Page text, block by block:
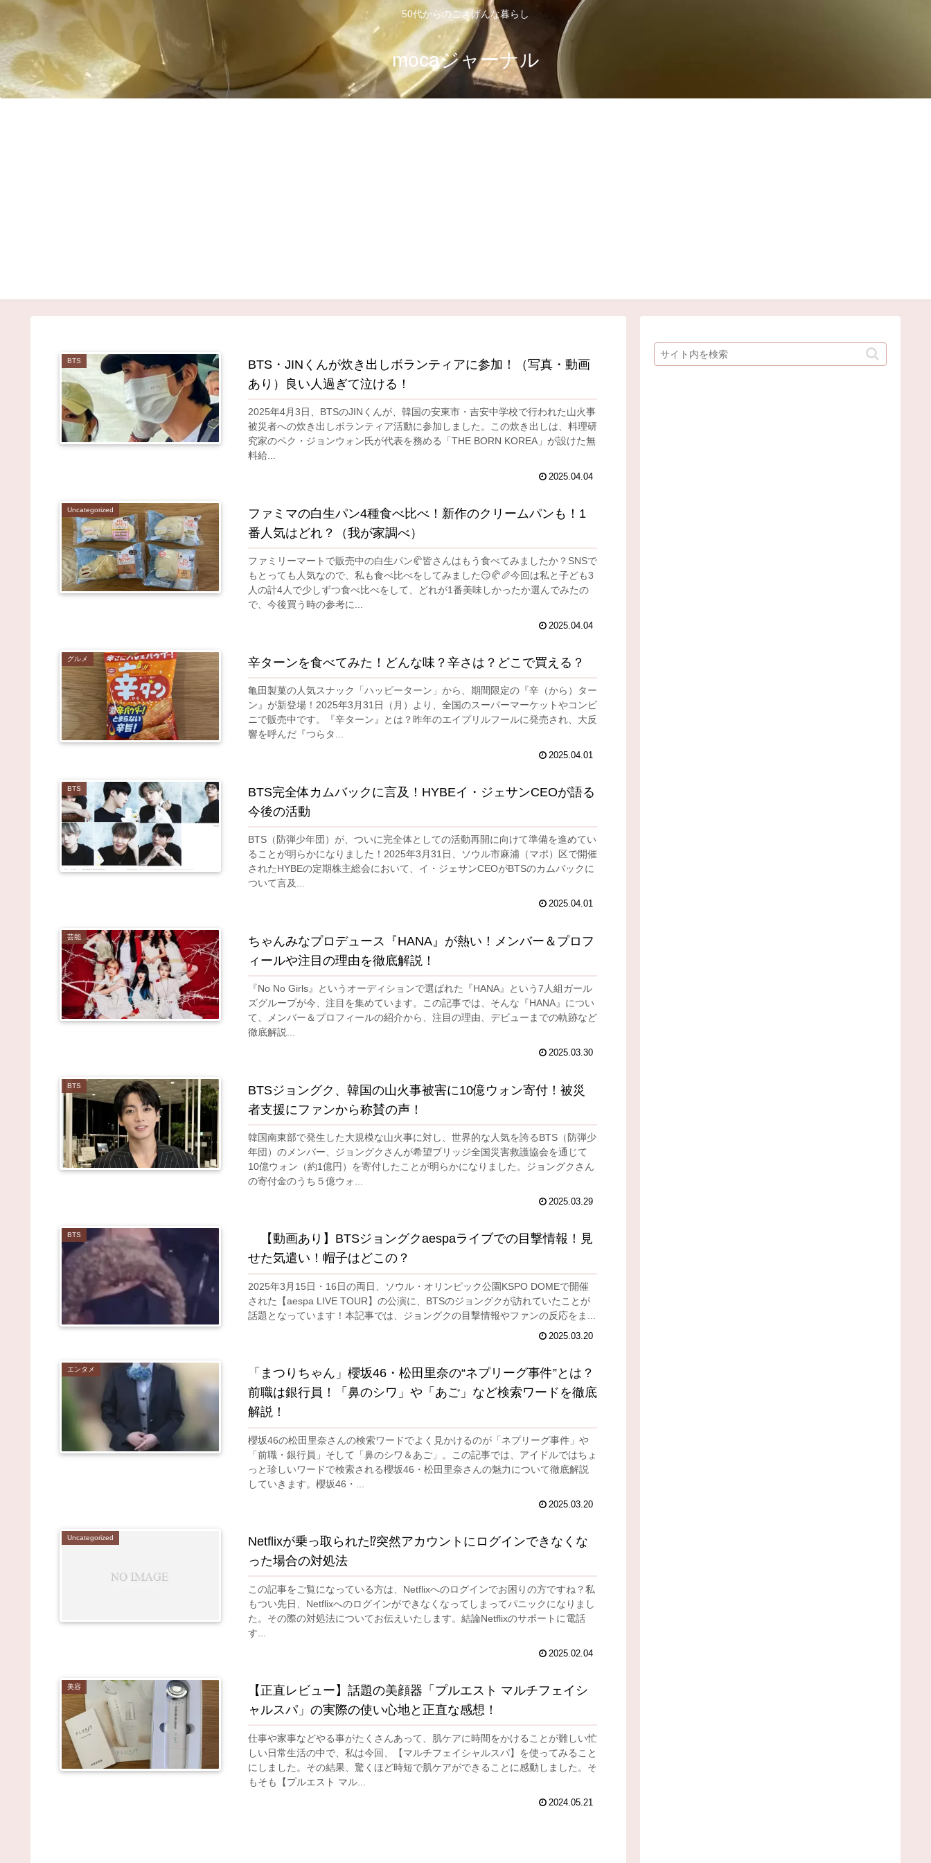
50代からのごきげんな暮らし
mocaジャーナル
BTS
BTS・JINくんが炊き出しボランティアに参加！（写真・動画
あり）良い人過ぎて泣ける！
2025年4月3日、BTSのJINくんが、韓国の安東市・吉安中学校で行われた山火事
被災者への炊き出しボランティア活動に参加しました。この炊き出しは、料理研
究家のペク・ジョンウォン氏が代表を務める「THE BORN KOREA」が設けた無
料給...
2025.04.04
Uncategorized
ファミマの白生パン4種食べ比べ！新作のクリームパンも！1
番人気はどれ？（我が家調べ）
ファミリーマートで販売中の白生パン🥐皆さんはもう食べてみましたか？SNSで
もとっても人気なので、私も食べ比べをしてみました😏🥐🥖今回は私と子ども3
人の計4人で少しずつ食べ比べをして、どれが1番美味しかったか選んでみたの
で、今後買う時の参考に...
2025.04.04
グルメ 辛ターンを食べてみた！どんな味？辛さは？どこで買える？
亀田製菓の人気スナック「ハッピーターン」から、期間限定の『辛（から）ター
ン』が新登場！2025年3月31日（月）より、全国のスーパーマーケットやコンビ
ニで販売中です。『辛ターン』とは？昨年のエイプリルフールに発売され、大反
響を呼んだ『つらタ...
2025.04.01
BTS
BTS完全体カムバックに言及！HYBEイ・ジェサンCEOが語る
今後の活動
BTS（防弾少年団）が、ついに完全体としての活動再開に向けて準備を進めてい
ることが明らかになりました！2025年3月31日、ソウル市麻浦（マポ）区で開催
されたHYBEの定期株主総会において、イ・ジェサンCEOがBTSのカムバックに
ついて言及...
2025.04.01
芸能
ちゃんみなプロデュース『HANA』が熱い！メンバー＆プロフ
ィールや注目の理由を徹底解説！
『No No Girls』というオーディションで選ばれた『HANA』という7人組ガール
ズグループが今、注目を集めています。この記事では、そんな『HANA』につい
て、メンバー＆プロフィールの紹介から、注目の理由、デビューまでの軌跡など
徹底解説...
2025.03.30
BTS
BTSジョングク、韓国の山火事被害に10億ウォン寄付！被災
者支援にファンから称賛の声！
韓国南東部で発生した大規模な山火事に対し、世界的な人気を誇るBTS（防弾少
年団）のメンバー、ジョングクさんが希望ブリッジ全国災害救護協会を通じて
10億ウォン（約1億円）を寄付したことが明らかになりました。ジョングクさん
の寄付金のうち５億ウォ...
2025.03.29
BTS
【動画あり】BTSジョングクaespaライブでの目撃情報！見
せた気遣い！帽子はどこの？
2025年3月15日・16日の両日、ソウル・オリンピック公園KSPO DOMEで開催
された【aespa LIVE TOUR】の公演に、BTSのジョングクが訪れていたことが
話題となっています！本記事では、ジョングクの目撃情報やファンの反応をま...
2025.03.20
エンタメ
「まつりちゃん」櫻坂46・松田里奈の“ネプリーグ事件”とは？
前職は銀行員！「鼻のシワ」や「あご」など検索ワードを徹底
解説！
櫻坂46の松田里奈さんの検索ワードでよく見かけるのが「ネプリーグ事件」や
「前職・銀行員」そして「鼻のシワ＆あご」。この記事では、アイドルではちょ
っと珍しいワードで検索される櫻坂46・松田里奈さんの魅力について徹底解説
していきます。櫻坂46・...
2025.03.20
Uncategorized
Netflixが乗っ取られた⁉︎突然アカウントにログインできなくな
った場合の対処法
この記事をご覧になっている方は、Netflixへのログインでお困りの方ですね？私
もつい先日、Netflixへのログインができなくなってしまってパニックになりまし
た。その際の対処法についてお伝えいたします。結論Netflixのサポートに電話
す...
2025.02.04
美容
【正直レビュー】話題の美顔器「プルエスト マルチフェイシ
ャルスパ」の実際の使い心地と正直な感想！
仕事や家事などやる事がたくさんあって、肌ケアに時間をかけることが難しい忙
しい日常生活の中で、私は今回、【マルチフェイシャルスパ】を使ってみること
にしました。その結果、驚くほど時短で肌ケアができることに感動しました。そ
もそも【プルエスト マル...
2024.05.21